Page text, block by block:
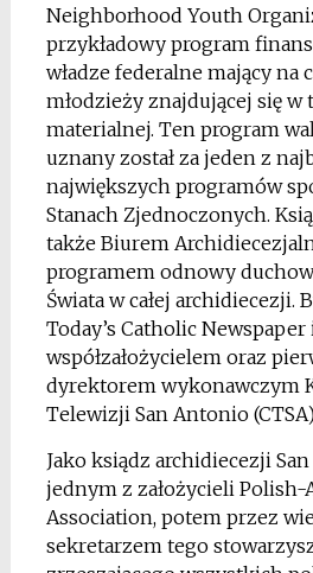
Neighborhood Youth
przykładowy program
władze federalne mający na
młodzieży znajdującej się
materialnej. Ten program
uznany został za jeden z
największych programów
Stanach Zjednoczonych.
także Biurem
programem odnowy
Świata w całej archidiecezji.
Today’s Catholic Newspaper
współzałożycielem oraz
dyrektorem wykonawczym
Telewizji San Antonio
Jako ksiądz archidiecezji
jednym z założycieli Polish-
Association, potem przez
sekretarzem tego